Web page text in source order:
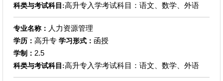
科类与考试科目:高升专入学考试科目：语文、数学、外语
专业名称： 人力资源管理
学历： 高升专 学习形式： 函授
学制： 2.5
科类与考试科目:高升专入学考试科目：语文、数学、外语